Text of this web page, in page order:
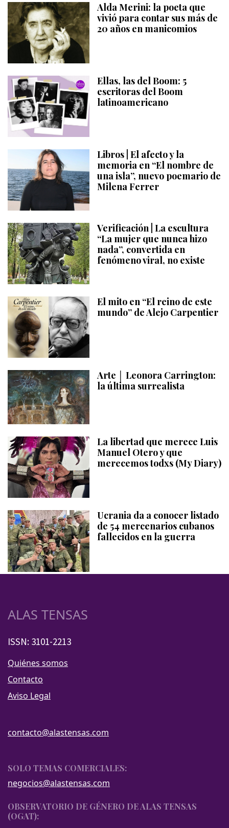
Alda Merini: la poeta que
vivió para contar sus más de
20 años en manicomios
Ellas, las del Boom: 5
escritoras del Boom
latinoamericano
Libros | El afecto y la
memoria en “El nombre de
una isla”, nuevo poemario de
Milena Ferrer
Verificación | La escultura
“La mujer que nunca hizo
nada”, convertida en
fenómeno viral, no existe
El mito en “El reino de este
mundo” de Alejo Carpentier
Arte │ Leonora Carrington:
la última surrealista
La libertad que merece Luis
Manuel Otero y que
merecemos todxs (My Diary)
Ucrania da a conocer listado
de 54 mercenarios cubanos
fallecidos en la guerra
ALAS TENSAS
ISSN: 3101-2213
Quiénes somos
Contacto
Aviso Legal
contacto@alastensas.com
SOLO TEMAS COMERCIALES:
negocios@alastensas.com
OBSERVATORIO DE GÉNERO DE ALAS TENSAS
(OGAT):